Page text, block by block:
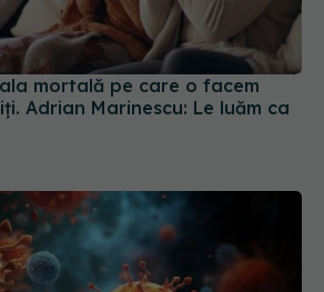
Adrian Marinescu: Le luăm ca